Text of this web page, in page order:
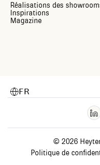
Réalisations des
Inspirations
Magazine
FR
© 2026
Politique de